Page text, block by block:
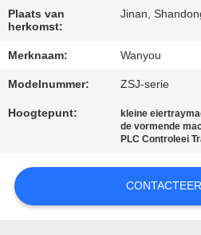
ONS
ALLE
VRAAG
Plaats van
herkomst:
Jinan,
Merknaam: Wanyou
Modelnummer: ZSJ-serie
Hoogtepunt: kleine
de vormende
PLC Controleei